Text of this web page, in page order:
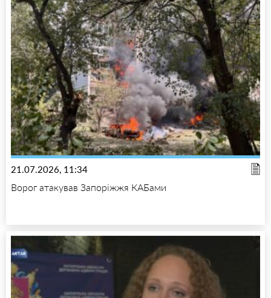
21.07.2026, 11:34
Ворог атакував Запоріжжя КАБами